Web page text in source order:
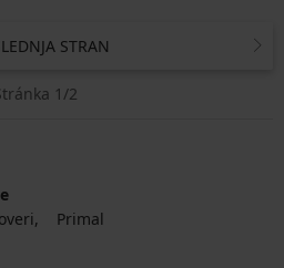
STRAN
1/2
Primal